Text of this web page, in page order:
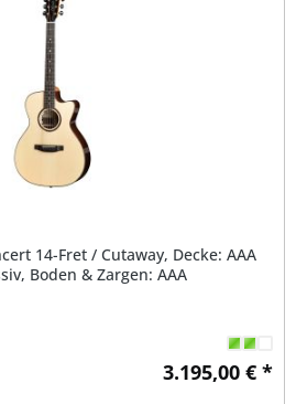
14-Fret / Cutaway, Decke: AAA
Boden & Zargen: AAA
3.195,00 € *